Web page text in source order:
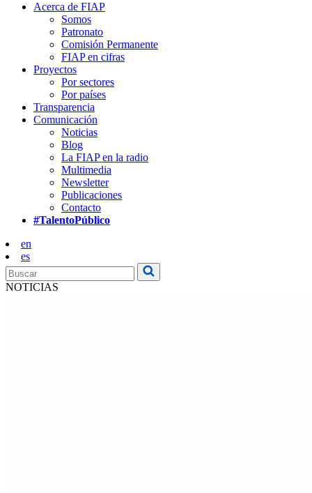
Acerca de FIAP
Somos
Patronato
Comisión Permanente
FIAP en cifras
Proyectos
Por sectores
Por países
Transparencia
Comunicación
Noticias
Blog
La FIAP en la radio
Multimedia
Newsletter
Publicaciones
Contacto
#TalentoPúblico
en
es
NOTICIAS